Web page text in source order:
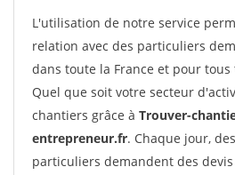
L'utilisation de notre service
relation avec des particuliers
dans toute la France et pour tous
Quel que soit votre secteur
chantiers grâce à Trouver-
entrepreneur.fr. Chaque jour,
particuliers demandent des